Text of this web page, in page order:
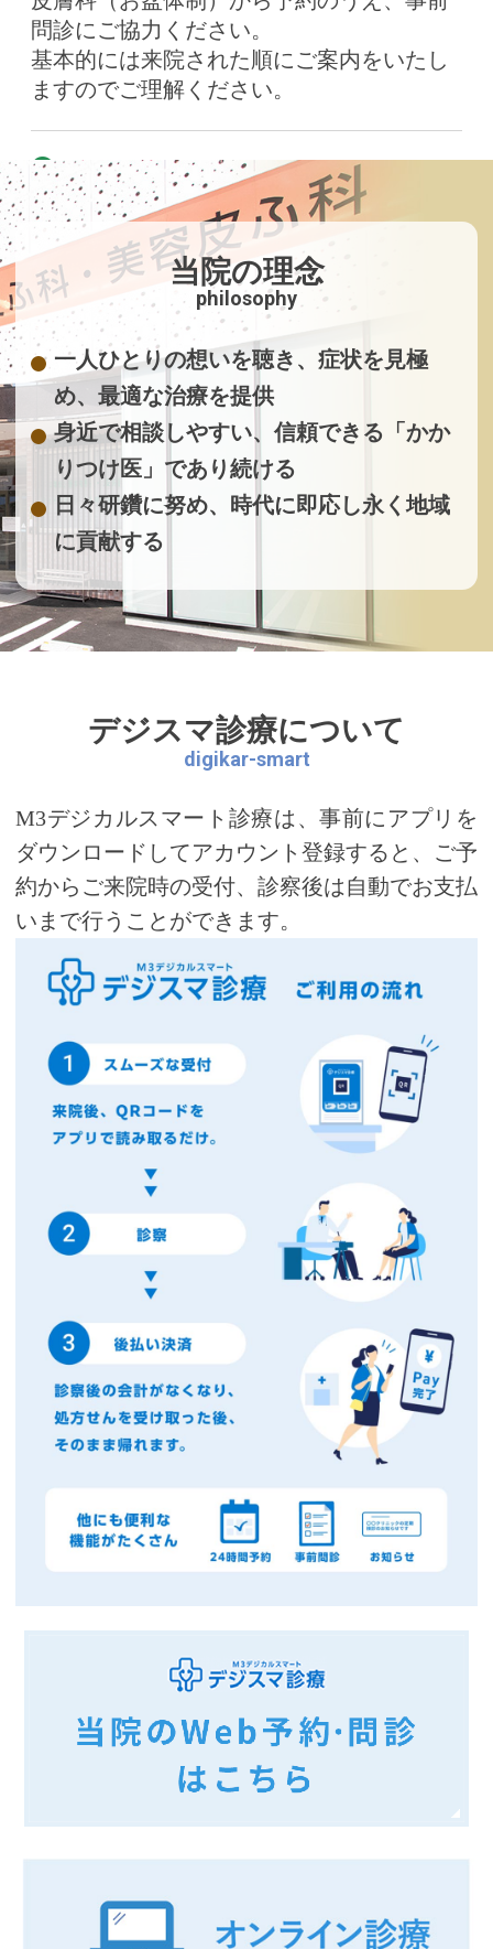
問診にご協力ください。
基本的には来院された順にご案内をいたし
ますのでご理解ください。
2026.06.19
院内改修工事に伴うお知らせ
平素は当院をご利用いただき、誠にありが
とうございます。
当院では、より良い医療環境を提供するた
め、下記の期間、院内の一部改修工事を実
施いたします。
工事期間中は、騒音や振動が発生する場合
がございます。
ご来院の皆様には多大なるご迷惑とご不便
をおかけしますことを、深くお詫び申し上
げます。
何卒、ご理解とご協力を賜りますようお願
い申し上げます。
［工事期間］～7月31日まで
キャンセルポリシーのお知らせ
美容施術をご希望の方は、ご一読くださ
> キャンセルポリシー同意書はこちら
2025.10.01
2025.03.05
XERF（たるみ治療器）を導入しまし
た！
2024.09.02
キャンセルポリシー設定いたしました。
当院の理念
philosophy
一人ひとりの想いを聴き、症状を見極
め、最適な治療を提供
身近で相談しやすい、信頼できる「かか
りつけ医」であり続ける
日々研鑽に努め、時代に即応し永く地域
に貢献する
デジスマ診療について
digikar-smart
M3デジカルスマート診療は、事前にアプリを
ダウンロードしてアカウント登録すると、ご予
約からご来院時の受付、診察後は自動でお支払
いまで行うことができます。